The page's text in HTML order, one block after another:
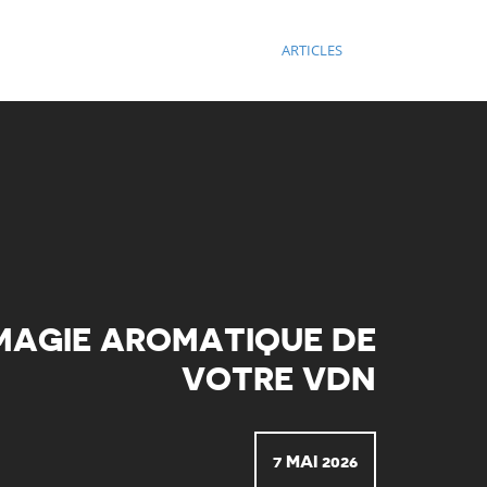
ARTICLES
AROMATIQUE DE
VOTRE VDN
7 MAI 2026